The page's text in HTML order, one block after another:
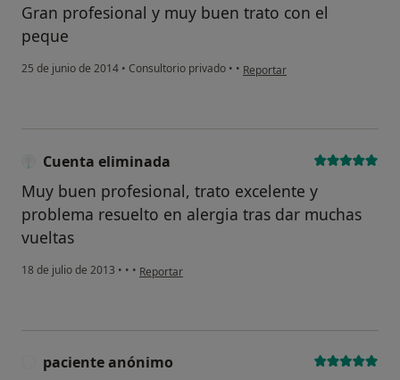
Gran profesional y muy buen trato con el
peque
25 de junio de 2014 • Consultorio privado • • en opinión del usuario usuario
Reportar
Cuenta eliminada
Muy buen profesional, trato excelente y
problema resuelto en alergia tras dar muchas
vueltas
18 de julio de 2013 • • • en opinión del usuario Cuenta eliminada
Reportar
paciente anónimo